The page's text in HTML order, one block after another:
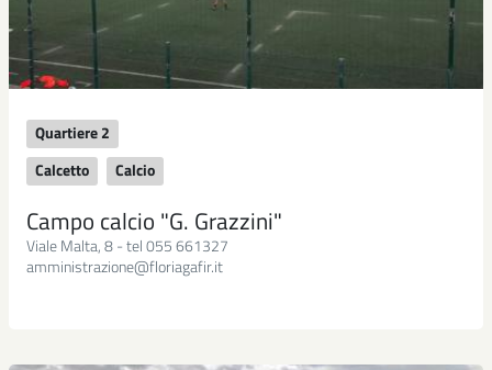
Quartiere 2
Calcetto
Calcio
Campo calcio "G. Grazzini"
Viale Malta, 8 - tel 055 661327
amministrazione@floriagafir.it